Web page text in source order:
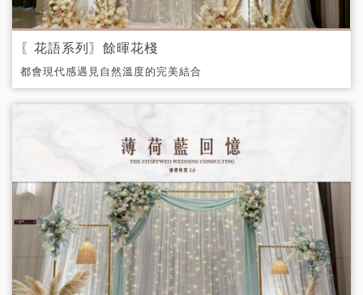
〖花語系列〗餘暉花棧
都會現代感遇見自然溫度的完美結合